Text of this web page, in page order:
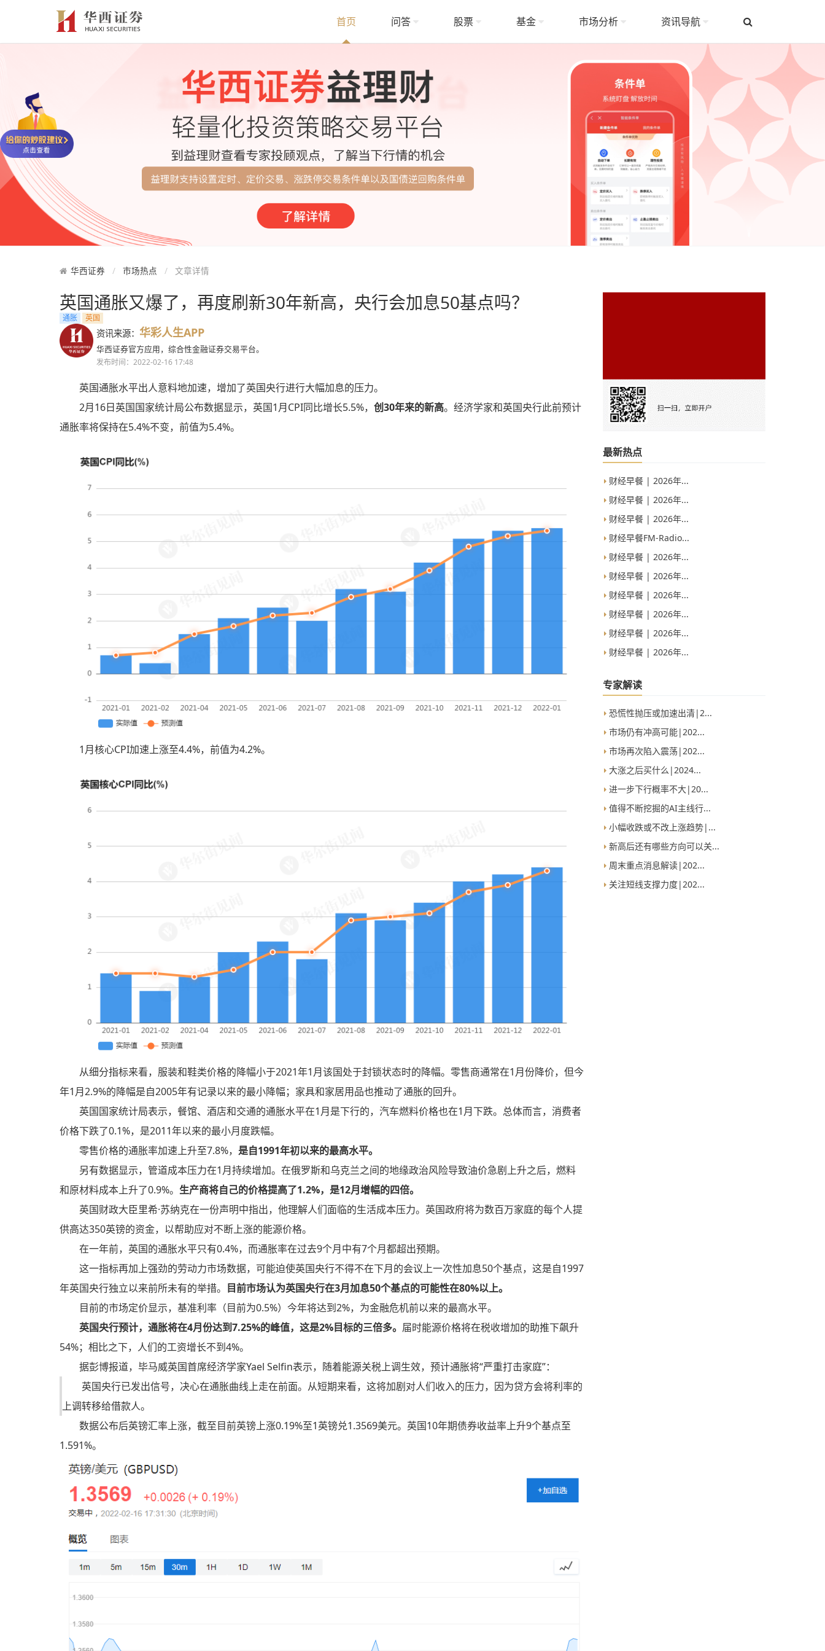
首页 问答 股票 基金 市场分析 资讯导航
华西证券 市场热点 文章详情
英国通胀又爆了，再度刷新30年新高，央行会加息50基点吗？
通胀 英国
资讯来源： 华彩人生APP
华西证券官方应用，综合性金融证券交易平台。
发布时间：2022-02-16 17:48
英国通胀水平出人意料地加速，增加了英国央行进行大幅加息的压力。
2月16日英国国家统计局公布数据显示，英国1月CPI同比增长5.5%， 创30年来的新高。经济学家和英国央行此前预计
通胀率将保持在5.4%不变，前值为5.4%。
1月核心CPI加速上涨至4.4%，前值为4.2%。
从细分指标来看，服装和鞋类价格的降幅小于2021年1月该国处于封锁状态时的降幅。零售商通常在1月份降价，但今
年1月2.9%的降幅是自2005年有记录以来的最小降幅；家具和家居用品也推动了通胀的回升。
英国国家统计局表示，餐馆、酒店和交通的通胀水平在1月是下行的，汽车燃料价格也在1月下跌。总体而言，消费者
价格下跌了0.1%，是2011年以来的最小月度跌幅。
零售价格的通胀率加速上升至7.8%， 是自1991年初以来的最高水平。
另有数据显示，管道成本压力在1月持续增加。在俄罗斯和乌克兰之间的地缘政治风险导致油价急剧上升之后，燃料
和原材料成本上升了0.9%。 生产商将自己的价格提高了1.2%，是12月增幅的四倍。
英国财政大臣里希·苏纳克在一份声明中指出，他理解人们面临的生活成本压力。英国政府将为数百万家庭的每个人提
供高达350英镑的资金，以帮助应对不断上涨的能源价格。
在一年前，英国的通胀水平只有0.4%，而通胀率在过去9个月中有7个月都超出预期。
这一指标再加上强劲的劳动力市场数据，可能迫使英国央行不得不在下月的会议上一次性加息50个基点，这是自1997
年英国央行独立以来前所未有的举措。 目前市场认为英国央行在3月加息50个基点的可能性在80%以上。
目前的市场定价显示，基准利率（目前为0.5%）今年将达到2%，为金融危机前以来的最高水平。
英国央行预计，通胀将在4月份达到7.25%的峰值，这是2%目标的三倍多。 届时能源价格将在税收增加的助推下飙升
54%；相比之下，人们的工资增长不到4%。
据彭博报道，毕马威英国首席经济学家Yael Selfin表示，随着能源关税上调生效，预计通胀将“严重打击家庭”：
英国央行已发出信号，决心在通胀曲线上走在前面。从短期来看，这将加剧对人们收入的压力，因为贷方会将利率的
上调转移给借款人。
数据公布后英镑汇率上涨，截至目前英镑上涨0.19%至1英镑兑1.3569美元。英国10年期债券收益率上升9个基点至
1.591%。
最新热点
财经早餐 | 2026年...
财经早餐 | 2026年...
财经早餐 | 2026年...
财经早餐FM-Radio...
财经早餐 | 2026年...
财经早餐 | 2026年...
财经早餐 | 2026年...
财经早餐 | 2026年...
财经早餐 | 2026年...
财经早餐 | 2026年...
专家解读
恐慌性抛压或加速出清|2...
市场仍有冲高可能|202...
市场再次陷入震荡|202...
大涨之后买什么|2024...
进一步下行概率不大|20...
值得不断挖掘的AI主线行...
小幅收跌或不改上涨趋势|...
新高后还有哪些方向可以关...
周末重点消息解读|202...
关注短线支撑力度|202...